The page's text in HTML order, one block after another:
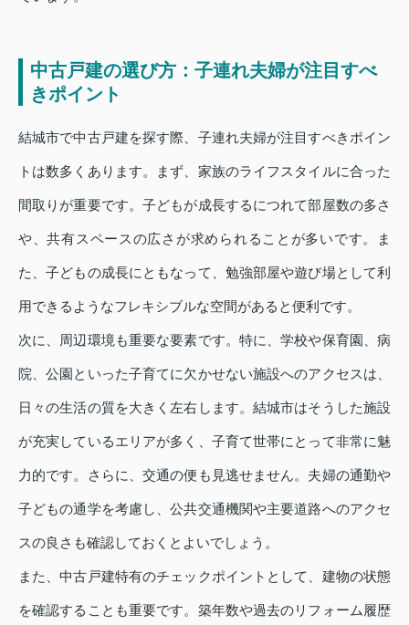
中古戸建の選び方：子連れ夫婦が注目すべ
きポイント
結城市で中古戸建を探す際、子連れ夫婦が注目すべきポイン
トは数多くあります。まず、家族のライフスタイルに合った
間取りが重要です。子どもが成長するにつれて部屋数の多さ
や、共有スペースの広さが求められることが多いです。ま
た、子どもの成長にともなって、勉強部屋や遊び場として利
用できるようなフレキシブルな空間があると便利です。
次に、周辺環境も重要な要素です。特に、学校や保育園、病
院、公園といった子育てに欠かせない施設へのアクセスは、
日々の生活の質を大きく左右します。結城市はそうした施設
が充実しているエリアが多く、子育て世帯にとって非常に魅
力的です。さらに、交通の便も見逃せません。夫婦の通勤や
子どもの通学を考慮し、公共交通機関や主要道路へのアクセ
スの良さも確認しておくとよいでしょう。
また、中古戸建特有のチェックポイントとして、建物の状態
を確認することも重要です。築年数や過去のリフォーム履歴